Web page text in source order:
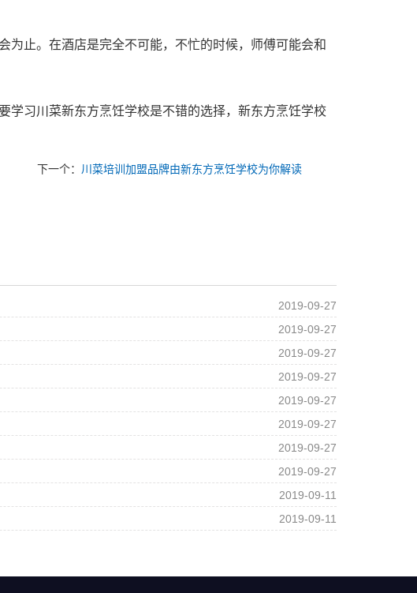
止。在酒店是完全不可能，不忙的时候，师傅可能会和
习川菜新东方烹饪学校是不错的选择，新东方烹饪学校
下一个： 川菜培训加盟品牌由新东方烹饪学校为你解读
2019-09-27
2019-09-27
2019-09-27
2019-09-27
2019-09-27
2019-09-27
2019-09-27
2019-09-27
2019-09-11
2019-09-11